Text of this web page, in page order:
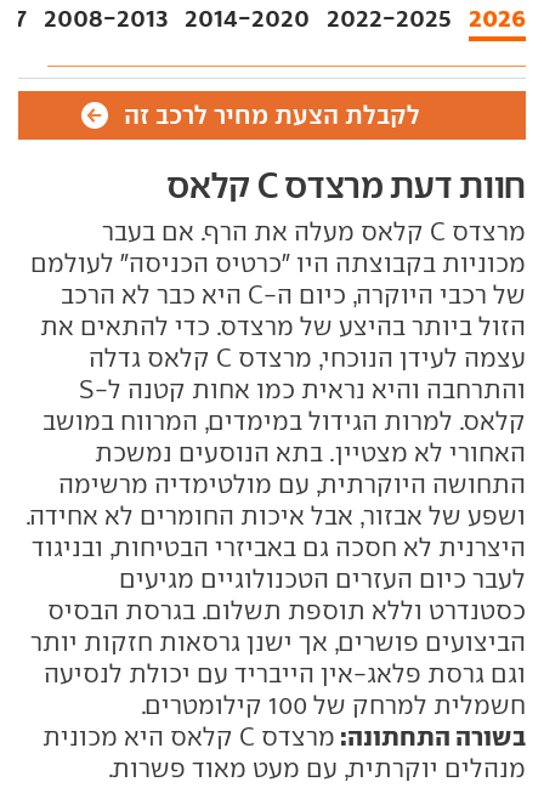
2026
2022-2025
2014-2020
2008-2013
לקבלת הצעת מחיר לרכב זה
חוות דעת מרצדס C קלאס
מרצדס C קלאס מעלה את הרף. אם בעבר
מכוניות בקבוצתה היו "כרטיס הכניסה" לעולמם
של רכבי היוקרה, כיום ה-C היא כבר לא הרכב
הזול ביותר בהיצע של מרצדס. כדי להתאים את
עצמה לעידן הנוכחי, מרצדס C קלאס גדלה
והתרחבה והיא נראית כמו אחות קטנה ל-S
קלאס. למרות הגידול במימדים, המרווח במושב
האחורי לא מצטיין. בתא הנוסעים נמשכת
התחושה היוקרתית, עם מולטימדיה מרשימה
ושפע של אבזור, אבל איכות החומרים לא אחידה.
היצרנית לא חסכה גם באביזרי הבטיחות, ובניגוד
לעבר כיום העזרים הטכנולוגיים מגיעים
כסטנדרט וללא תוספת תשלום. בגרסת הבסיס
הביצועים פושרים, אך ישנן גרסאות חזקות יותר
וגם גרסת פלאג-אין הייבריד עם יכולת לנסיעה
חשמלית למרחק של 100 קילומטרים.
בשורה התחתונה:
מרצדס C קלאס היא מכונית
מנהלים יוקרתית, עם מעט מאוד פשרות.